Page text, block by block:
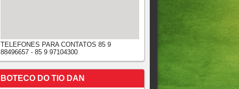
TELEFONES PARA CONTATOS 85 9
88496657 - 85 9 97104300
BOTECO DO TIO DAN